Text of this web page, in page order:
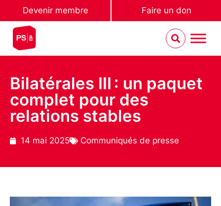
Devenir membre Faire un don
Bilatérales III : un paquet
complet pour des
relations stables
14 mai 2025 Communiqués de presse